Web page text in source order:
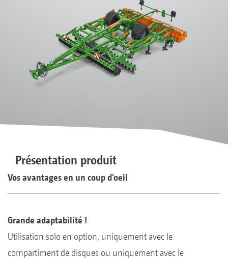
Présentation produit
Vos avantages en un coup d‘oeil
Grande adaptabilité !
Utilisation solo en option, uniquement avec le
compartiment de disques ou uniquement avec le